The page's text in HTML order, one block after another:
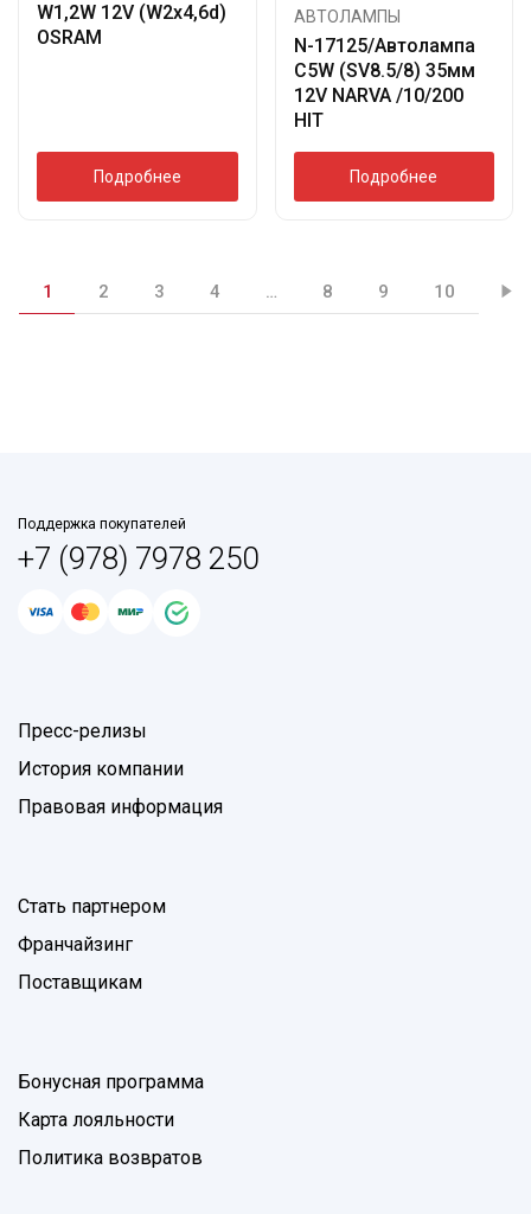
W1,2W 12V (W2x4,6d)
OSRAM
Подробнее
АВТОЛАМПЫ
N-17125/Автолампа
C5W (SV8.5/8) 35мм
12V NARVA /10/200
HIT
Подробнее
1 2 3 4 … 8 9 10
Поддержка покупателей
+7 (978) 7978 250
Пресс-релизы
История компании
Правовая информация
Стать партнером
Франчайзинг
Поставщикам
Бонусная программа
Карта лояльности
Политика возвратов